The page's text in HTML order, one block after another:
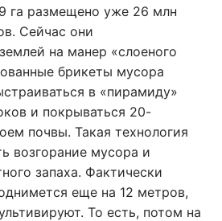
га размещено уже 26 млн
Сейчас они
на манер «слоеного
брикеты мусора
в «пирамиду»
и покрываться 20-
почвы. Такая технология
возгорание мусора и
запаха. Фактически
еще на 12 метров,
То есть, потом на